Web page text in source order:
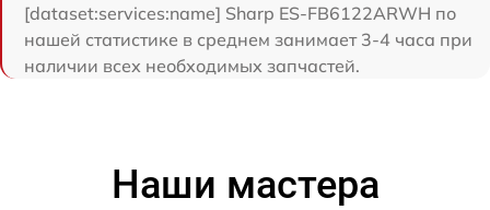
[dataset:services:name] Sharp ES-FB6122ARWH по
нашей статистике в среднем занимает 3-4 часа при
наличии всех необходимых запчастей.
Наши мастера